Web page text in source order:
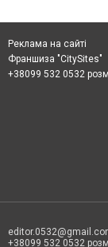
Реклама на сайті
Франшиза "CitySites"
+38099 532 0532
+38099 532 0532